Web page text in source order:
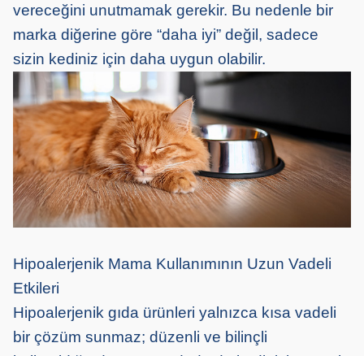
vereceğini unutmamak gerekir. Bu nedenle bir
marka diğerine göre “daha iyi” değil, sadece
sizin kediniz için daha uygun olabilir.
Hipoalerjenik Mama Kullanımının Uzun Vadeli
Etkileri
Hipoalerjenik gıda ürünleri yalnızca kısa vadeli
bir çözüm sunmaz; düzenli ve bilinçli